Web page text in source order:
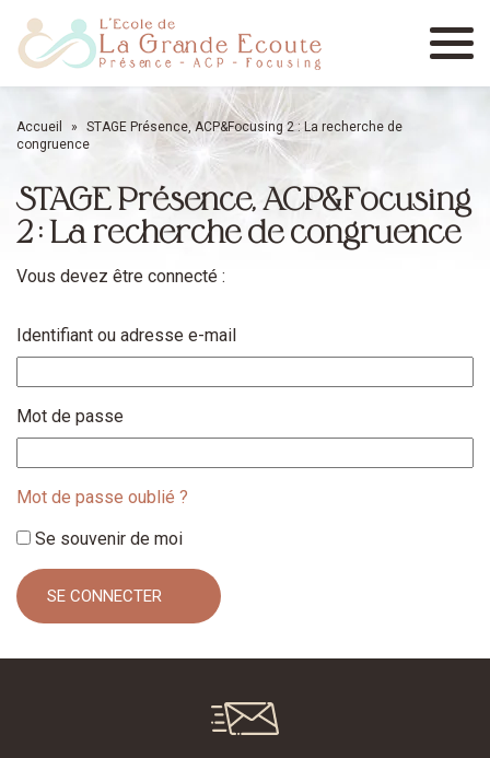
Menu
Accueil »
STAGE Présence, ACP&Focusing 2 : La recherche de
congruence
STAGE Présence, ACP&Focusing
2 : La recherche de congruence
Vous devez être connecté :
Identifiant ou adresse e-mail
Mot de passe
Mot de passe oublié ?
Se souvenir de moi